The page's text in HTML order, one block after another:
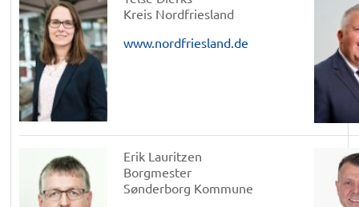
Kreis Nordfriesland
www.nordfriesland.de
Erik Lauritzen
Borgmester
Sønderborg Kommune